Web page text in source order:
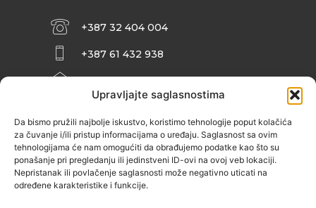
Upravljajte saglasnostima
Da bismo pružili najbolje iskustvo, koristimo tehnologije poput kolačića
za čuvanje i/ili pristup informacijama o uređaju. Saglasnost sa ovim
tehnologijama će nam omogućiti da obrađujemo podatke kao što su
ponašanje pri pregledanju ili jedinstveni ID-ovi na ovoj veb lokaciji.
Nepristanak ili povlačenje saglasnosti može negativno uticati na
određene karakteristike i funkcije.
+387 32 404 004
+387 61 432 938
INFO@ZENIT.BA
ZENIČANKA, 3. SPRAT), 72000 ZENICA